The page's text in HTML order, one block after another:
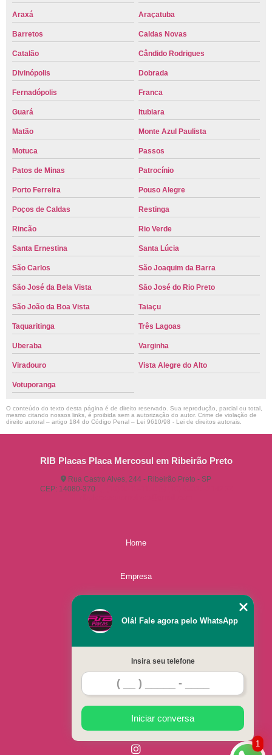
Araxá Araçatuba
Barretos Caldas Novas
Catalão Cândido Rodrigues
Divinópolis Dobrada
Fernadópolis Franca
Guará Itubiara
Matão Monte Azul Paulista
Motuca Passos
Patos de Minas Patrocínio
Porto Ferreira Pouso Alegre
Poços de Caldas Restinga
Rincão Rio Verde
Santa Ernestina Santa Lúcia
São Carlos São Joaquim da Barra
São José da Bela Vista São José do Rio Preto
São João da Boa Vista Taiaçu
Taquaritinga Três Lagoas
Uberaba Varginha
Viradouro Vista Alegre do Alto
Votuporanga
O conteúdo do texto desta página é de direito reservado. Sua reprodução, parcial ou total,
mesmo citando nossos links, é proibida sem a autorização do autor. Crime de violação de
direito autoral – artigo 184 do Código Penal – Lei 9610/98 - Lei de direitos autorais
RIB Placas Placa Mercosul em Ribeirão Preto
Rua Castro Alves, 244 - Ribeirão Preto - SP
CEP: 14080-370
Home
Empresa
Contato
1
Olá! Fale agora pelo WhatsApp
Insira seu telefone
Iniciar conversa